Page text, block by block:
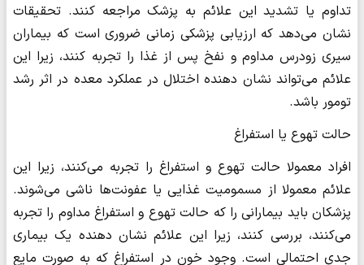
تداوم یا تشدید این علائم به پزشک مراجعه کنند. تحقیقات
نشان می‌دهد که ارزیابی پزشکی زمانی ضروری است که بیماران
سیری زودرس مداوم و نفخ پس از غذا را تجربه کنند، زیرا این
علائم می‌تواند نشان دهنده اختلال در عملکرد معده در اثر رشد
تومور باشد.
حالت تهوع یا استفراغ
افراد معمولا حالت تهوع و استفراغ را تجربه می‌کنند، زیرا این
علائم معمولا از مسمومیت غذایی یا عفونت‌ها ناشی می‌شوند.
پزشکان باید بیمارانی را که حالت تهوع و استفراغ مداوم را تجربه
می‌کنند، بررسی کنند، زیرا این علائم نشان دهنده یک بیماری
جدی احتمالی است. وجود خون در استفراغ که به صورت مایع